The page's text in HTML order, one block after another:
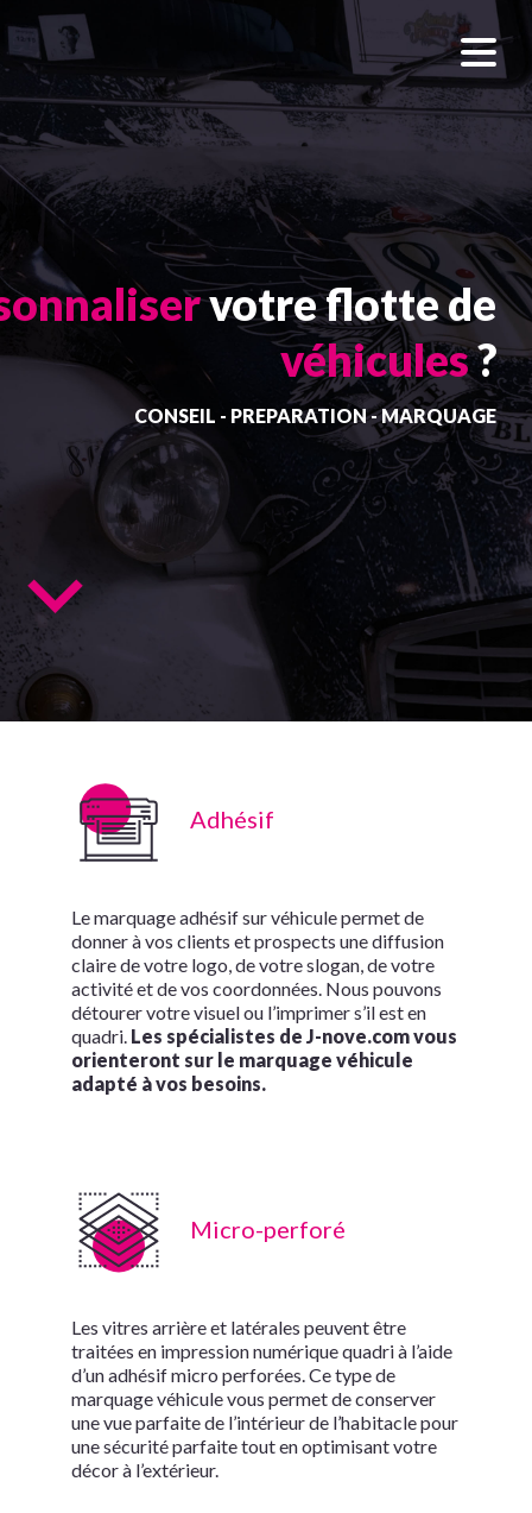
votre flotte de
véhicules?
CONSEIL - PREPARATION - MARQUAGE
Adhésif
Le marquage adhésif sur véhicule permet de
donner à vos clients et prospects une diffusion
claire de votre logo, de votre slogan, de votre
activité et de vos coordonnées. Nous pouvons
détourer votre visuel ou l’imprimer s’il est en
quadri. Les spécialistes de J-nove.com vous
orienteront sur le marquage véhicule
adapté à vos besoins.
Micro-perforé
Les vitres arrière et latérales peuvent être
traitées en impression numérique quadri à l’aide
d’un adhésif micro perforées. Ce type de
marquage véhicule vous permet de conserver
une vue parfaite de l’intérieur de l’habitacle pour
une sécurité parfaite tout en optimisant votre
décor à l’extérieur.